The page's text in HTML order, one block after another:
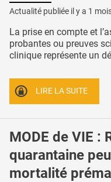
Actualité publiée il y a 1
La prise en compte et
probantes ou preuves
clinique représente un
LIRE LA SUITE
MODE de VIE :
quarantaine
mortalité